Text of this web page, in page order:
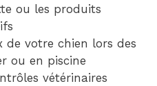
ou les produits
de votre chien lors des
ou en piscine
vétérinaires